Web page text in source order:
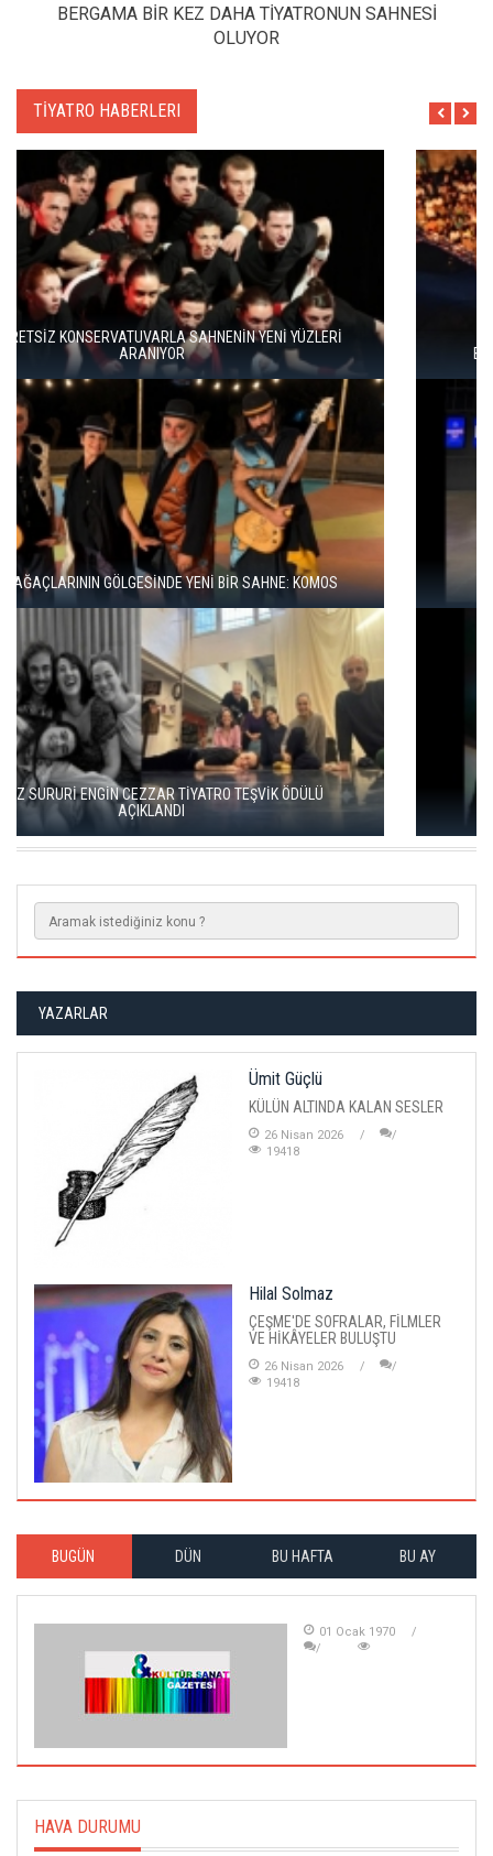
BERGAMA BİR KEZ DAHA TİYATRONUN SAHNESİ
OLUYOR
TİYATRO HABERLERI
BERGAMA BİR KEZ DAHA TİYATRONUN SAHNESİ OLUYOR
KISALAR, ÇAĞIN ÇELİŞKİLERİNİ SAHNEYE TAŞIYOR
ALEX'İ OYNARKEN GENÇLİĞİMLE KARŞILAŞTIM
YAZARLAR
Ümit Güçlü
KÜLÜN ALTINDA KALAN SESLER
26 Nisan 2026
19418
Hilal Solmaz
ÇEŞME'DE SOFRALAR, FİLMLER
VE HİKÂYELER BULUŞTU
26 Nisan 2026
19418
BUGÜN DÜN BU HAFTA BU AY
01 Ocak 1970
HAVA DURUMU